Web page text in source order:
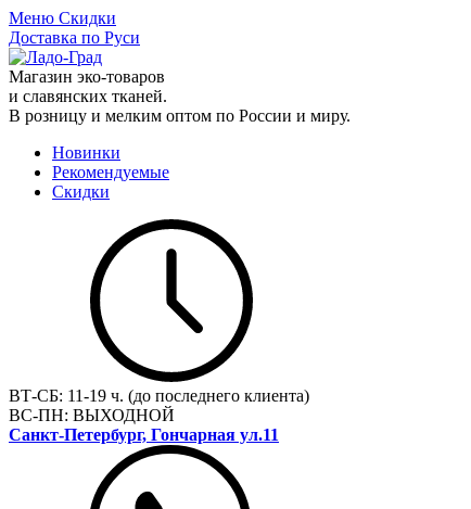
Меню Скидки
Доставка по Руси
Магазин эко-товаров
и славянских тканей.
В розницу и мелким оптом по России и миру.
Новинки
Рекомендуемые
Скидки
ВТ-СБ: 11-19 ч. (до последнего клиента)
ВС-ПН: ВЫХОДНОЙ
Санкт-Петербург, Гончарная ул.11